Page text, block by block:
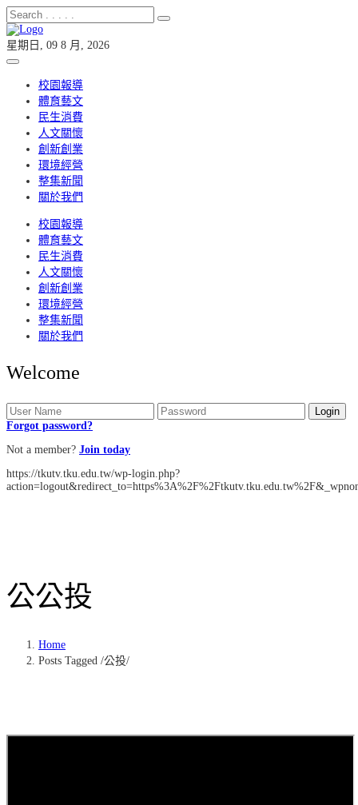
星期日, 09 8 月, 2026
校園報導
體育藝文
民生消費
人文關懷
創新創業
環境經營
整集新聞
關於我們
校園報導
體育藝文
民生消費
人文關懷
創新創業
環境經營
整集新聞
關於我們
Welcome
Forgot password?
Not a member? Join today
https://tkutv.tku.edu.tw/wp-login.php?
公公投
Home
Posts Tagged /公投/